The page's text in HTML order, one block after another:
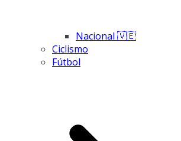
Nacional 🇻🇪
Ciclismo
Fútbol